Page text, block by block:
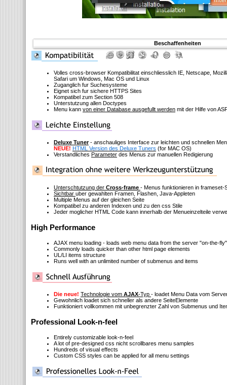
Beschaffenheiten
Volles cross-browser Kompatibilitat einschliesslich IE, Netscape,
Safari um Windows, Mac OS und Linux
Zuganglich fur Suchesysteme
Eignet sich fur sichere HTTPS Sites
Kompatibel zum Section 508
Unterstutzung allen Doctypes
Menu kann von einer Database ausgefullt werden mit der Hilfe von
Deluxe Tuner- anschauliges Interface zur leichten und schnellen
NEUE! HTML Version des Deluxe Tuners (for MAC OS)
Verstandliches Parameter des Menus zur manuellen Redigierung
Unterschtutzung der Cross-frame - Menus funktionieren in frameset-
Sichtbar uber gewahlten Framen, Flashen, Java-Appleten
Multiple Menus auf der gleichen Seite
Kompatibel zu anderen Indexen und zu den css Stile
Jeder moglicher HTML Code kann innerhalb der Menueinzelteile
High Performance
AJAX menu loading - loads web menu data from the server "on-the-
Commonly loads quicker than other html page elements
UL/LI items structure
Runs well with an unlimited number of submenus and items
Die neue! Technologie vom AJAX-Typ - loadet Menu Data vom
Gewohnlich loadet sich schneller als andere SeiteElemente
Funktioniert vollkommen mit unbegrenzter Zahl von Submenus und
Professional Look-n-feel
Entirely customizable look-n-feel
A lot of pre-designed css nicht scrollbares menu samples
Hundreds of visual effects
Custom CSS styles can be applied for all menu settings